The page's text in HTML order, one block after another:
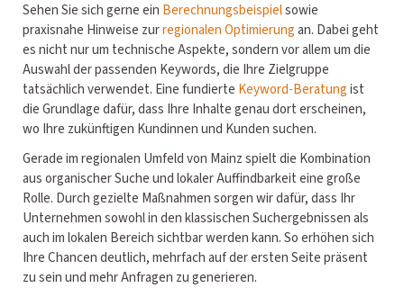
Sehen Sie sich gerne ein Berechnungsbeispielsowie
praxisnahe Hinweise zurregionalen Optimierungan. Dabei geht
es nicht nur um technische Aspekte, sondern vor allem um die
Auswahl der passenden Keywords, die Ihre Zielgruppe
tatsächlich verwendet. Eine fundierte Keyword-Beratungist
die Grundlage dafür, dass Ihre Inhalte genau dort erscheinen,
wo Ihre zukünftigen Kundinnen und Kunden suchen.
Gerade im regionalen Umfeld von Mainz spielt die Kombination
aus organischer Suche und lokaler Auffindbarkeit eine große
Rolle. Durch gezielte Maßnahmen sorgen wir dafür, dass Ihr
Unternehmen sowohl in den klassischen Suchergebnissen als
auch im lokalen Bereich sichtbar werden kann. So erhöhen sich
Ihre Chancen deutlich, mehrfach auf der ersten Seite präsent
zu sein und mehr Anfragen zu generieren.